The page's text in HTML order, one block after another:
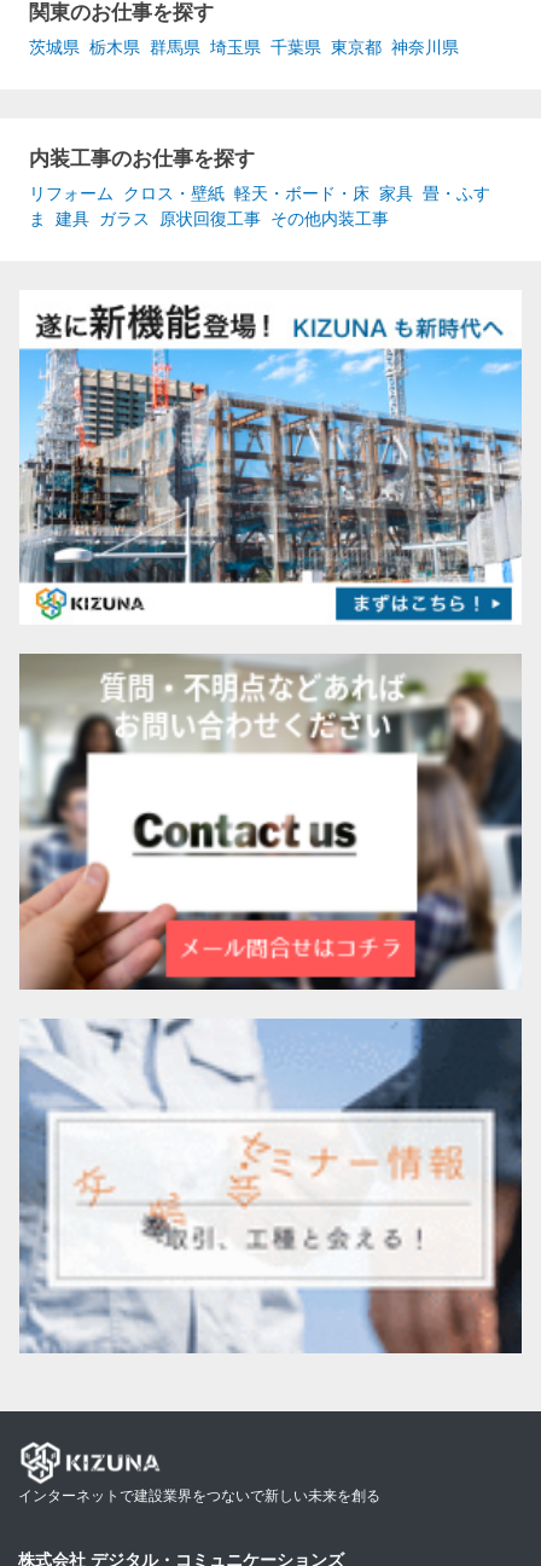
関東のお仕事を探す
茨城県 栃木県 群馬県 埼玉県 千葉県 東京都 神奈川県
内装工事のお仕事を探す
リフォーム クロス・壁紙 軽天・ボード・床 家具 畳・ふす
ま
建具 ガラス 原状回復工事 その他内装工事
インターネットで建設業界をつないで新しい未来を創る
株式会社 デジタル・コミュニケーションズ